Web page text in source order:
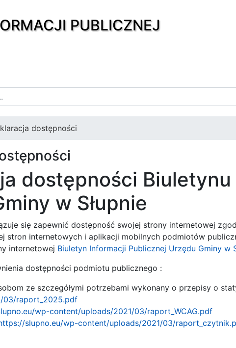
PUBLICZNEJ
dostępności
dostępności
w Słupnie
się zapewnić dostępność swojej strony internetowej
stron internetowych i aplikacji mobilnych podmiotów
internetowej Biuletyn Informacji Publicznej Urzędu Gminy w
dostępności podmiotu publicznego :
ze szczegółymi potrzebami wykonany o przepisy o
03/raport_2025.pdf
wp-content/uploads/2021/03/raport_WCAG.pdf
slupno.eu/wp-content/uploads/2021/03/